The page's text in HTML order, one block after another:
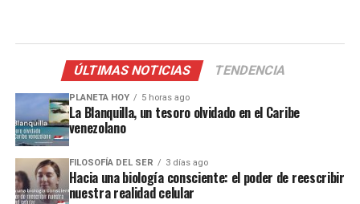
ÚLTIMAS NOTICIAS TENDENCIA
PLANETA HOY 5 horas ago
La Blanquilla, un tesoro olvidado en el Caribe
venezolano
FILOSOFÍA DEL SER 3 días ago
Hacia una biología consciente: el poder de reescribir
nuestra realidad celular